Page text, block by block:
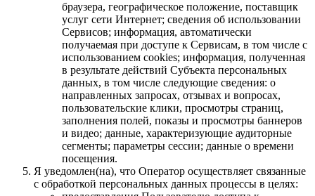
браузера, географическое положение, поставщик
услуг сети Интернет; сведения об использовании
Сервисов; информация, автоматически
получаемая при доступе к Сервисам, в том числе с
использованием cookies; информация, полученная
в результате действий Субъекта персональных
данных, в том числе следующие сведения: о
направленных запросах, отзывах и вопросах,
пользовательские клики, просмотры страниц,
заполнения полей, показы и просмотры баннеров
и видео; данные, характеризующие аудиторные
сегменты; параметры сессии; данные о времени
посещения.
Я уведомлен(на), что Оператор осуществляет связанные
с обработкой персональных данных процессы в целях: